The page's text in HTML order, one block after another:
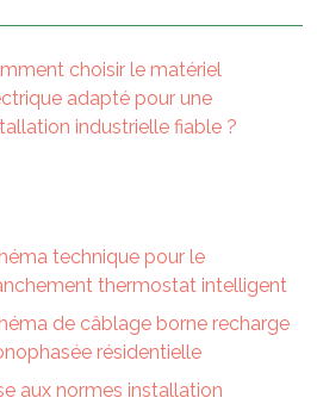
choisir le matériel
adapté pour une
industrielle fiable ?
technique pour le
thermostat intelligent
de câblage borne recharge
résidentielle
aux normes installation